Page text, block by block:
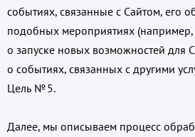
событиях, связанные с Сайтом, его
подобных мероприятиях
о запуске новых возможностей для
о событиях, связанных с другими
Цель № 5.
Далее, мы описываем процесс